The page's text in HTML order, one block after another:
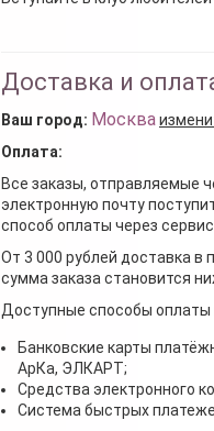
Доставка и
Ваш город: Москва
Оплата:
Все заказы, отправляемые
электронную почту
способ оплаты через
От 3 000 рублей доставка в
сумма заказа становится
Доступные способы
Банковские карты
АрКа, ЭЛКАРТ;
Средства электронного
Система быстрых